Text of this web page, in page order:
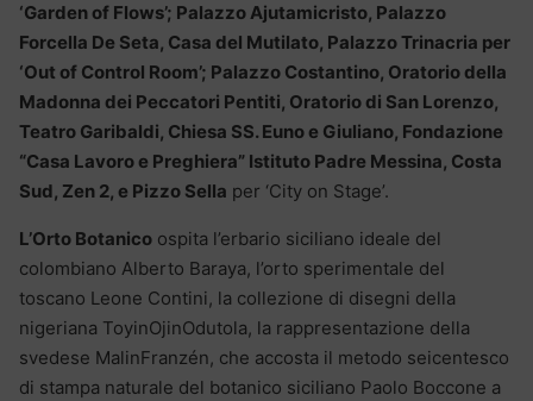
‘Garden of Flows’; Palazzo Ajutamicristo, Palazzo
Forcella De Seta, Casa del Mutilato, Palazzo Trinacria per
‘Out of Control Room’; Palazzo Costantino, Oratorio della
Madonna dei Peccatori Pentiti, Oratorio di San Lorenzo,
Teatro Garibaldi, Chiesa SS. Euno e Giuliano, Fondazione
“Casa Lavoro e Preghiera” Istituto Padre Messina, Costa
Sud, Zen 2, e Pizzo Sella per ‘City on Stage’.
L’Orto Botanico ospita l’erbario siciliano ideale del
colombiano Alberto Baraya, l’orto sperimentale del
toscano Leone Contini, la collezione di disegni della
nigeriana ToyinOjinOdutola, la rappresentazione della
svedese MalinFranzén, che accosta il metodo seicentesco
di stampa naturale del botanico siciliano Paolo Boccone a